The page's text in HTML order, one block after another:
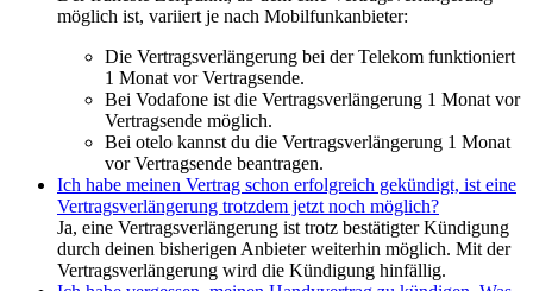
möglich ist, variiert je nach Mobilfunkanbieter:
Die Vertragsverlängerung bei der Telekom funktioniert
1 Monat vor Vertragsende.
Bei Vodafone ist die Vertragsverlängerung 1 Monat vor
Vertragsende möglich.
Bei otelo kannst du die Vertragsverlängerung 1 Monat
vor Vertragsende beantragen.
Ich habe meinen Vertrag schon erfolgreich gekündigt, ist eine
Vertragsverlängerung trotzdem jetzt noch möglich?
Ja, eine Vertragsverlängerung ist trotz bestätigter Kündigung
durch deinen bisherigen Anbieter weiterhin möglich. Mit der
Vertragsverlängerung wird die Kündigung hinfällig.